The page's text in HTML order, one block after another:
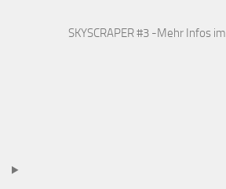
SKYSCRAPER #3 -Mehr Infos im